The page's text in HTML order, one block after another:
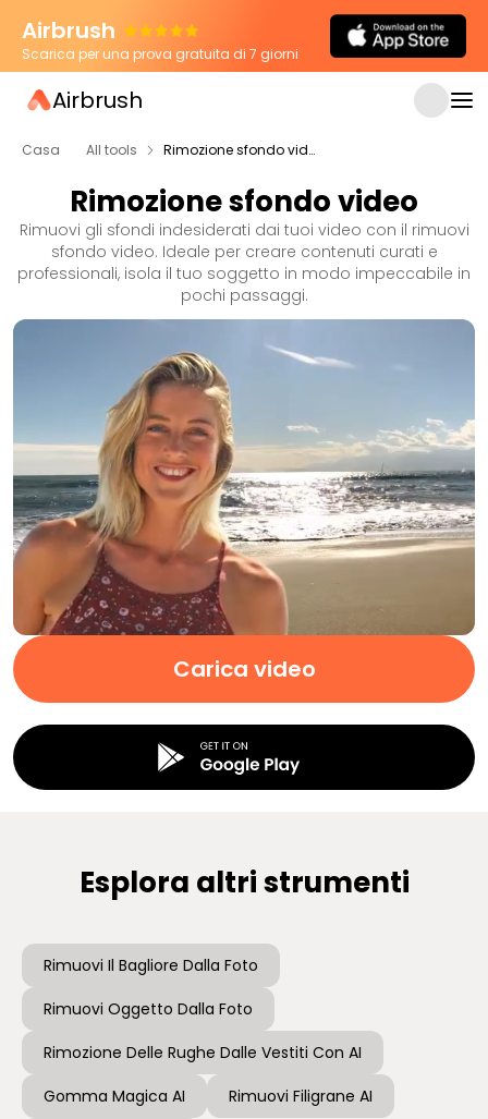
Airbrush
Scarica per una prova gratuita di 7 giorni
Airbrush
Casa All tools Rimozione sfondo video
Rimozione sfondo video
Rimuovi gli sfondi indesiderati dai tuoi video con il rimuovi
sfondo video. Ideale per creare contenuti curati e
professionali, isola il tuo soggetto in modo impeccabile in
pochi passaggi.
Carica video
Esplora altri strumenti
Rimuovi Il Bagliore Dalla Foto
Rimuovi Oggetto Dalla Foto
Rimozione Delle Rughe Dalle Vestiti Con AI
Gomma Magica AI
Rimuovi Filigrane AI